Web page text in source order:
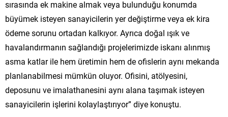
sırasında ek makine almak veya bulunduğu konumda
büyümek isteyen sanayicilerin yer değiştirme veya ek kira
ödeme sorunu ortadan kalkıyor. Ayrıca doğal ışık ve
havalandırmanın sağlandığı projelerimizde iskanı alınmış
asma katlar ile hem üretimin hem de ofislerin aynı mekanda
planlanabilmesi mümkün oluyor. Ofisini, atölyesini,
deposunu ve imalathanesini aynı alana taşımak isteyen
sanayicilerin işlerini kolaylaştırıyor” diye konuştu.